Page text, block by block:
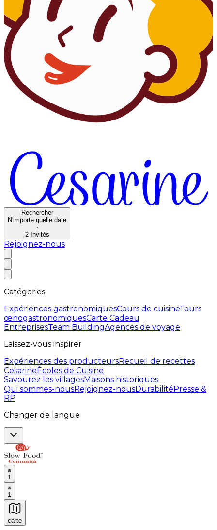
Rechercher
N'importe quelle date
·
2 Invités
Rejoignez-nous
Catégories
Expériences gastronomiquesCours de cuisineTours
œnogastronomiquesCarte Cadeau
EntreprisesTeam BuildingAgences de voyage
Laissez-vous inspirer
Expériences des producteursRecueil de recettes
CesarineÈcoles de Cuisine
Savourez les villagesMaisons historiques
Qui sommes-nousRejoignez-nousDurabilitéPresse &
RP
Changer de langue
1
1
carte